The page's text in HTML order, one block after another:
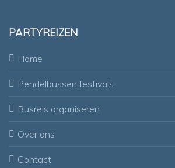
PARTYREIZEN
Home
Pendelbussen festivals
Busreis organiseren
Over ons
Contact